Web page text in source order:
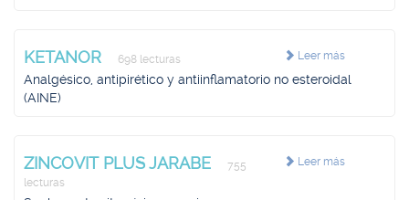
Leer más
KETANOR 698 lecturas
Analgésico, antipirético y antiinflamatorio no esteroidal
(AINE)
Leer más
ZINCOVIT PLUS JARABE
755
lecturas